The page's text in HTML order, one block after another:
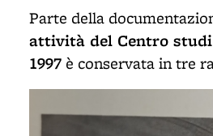
Parte della
attività del Centro
1997 è conservata in tre